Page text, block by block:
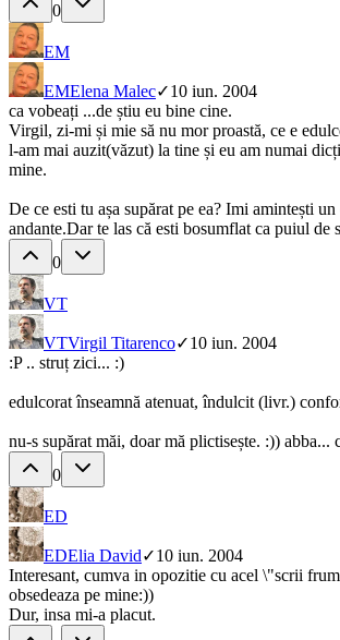
0
EM
EMElena Malec✓10 iun. 2004
ca vobeați ...de știu eu bine cine.
Virgil, zi-mi și mie să nu mor proastă, ce e
l-am mai auzit(văzut) la tine și eu am numai
mine.
De ce esti tu așa supărat pe ea? Imi amintești
andante.Dar te las că esti bosumflat ca puiul de
0
VT
VTVirgil Titarenco✓10 iun. 2004
:P .. struț zici... :)
edulcorat înseamnă atenuat, îndulcit (livr.)
nu-s supărat măi, doar mă plictisește. :)) abba...
0
ED
EDElia David✓10 iun. 2004
Interesant, cumva in opozitie cu acel \"scrii
obsedeaza pe mine:))
Dur, insa mi-a placut.